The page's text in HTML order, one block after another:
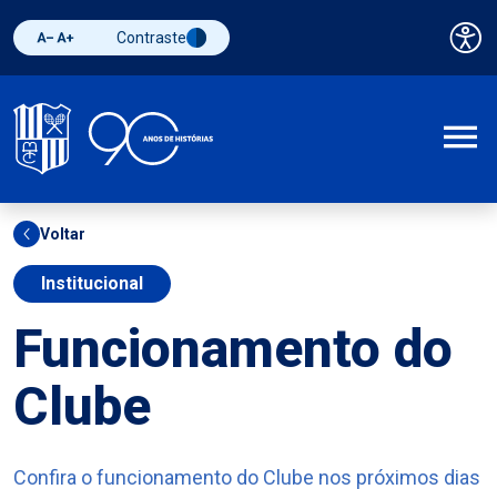
Diminuir fonte
Aumentar fonteAlternar contraste
Contraste
Voltar
Institucional
Funcionamento do
Clube
Confira o funcionamento do Clube nos próximos dias